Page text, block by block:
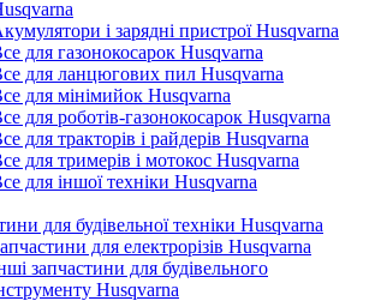
і зарядні пристрої Husqvarna
для газонокосарок Husqvarna
для ланцюгових пил Husqvarna
для мінімийок Husqvarna
для роботів-газонокосарок Husqvarna
для тракторів і райдерів Husqvarna
для тримерів і мотокос Husqvarna
для іншої техніки Husqvarna
для будівельної техніки Husqvarna
для електрорізів Husqvarna
запчастини для будівельного
Husqvarna